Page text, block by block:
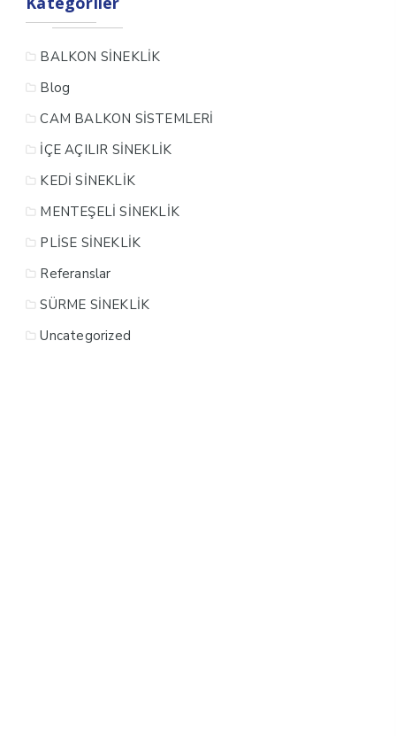
BALKON SİNEKLİK
Blog
CAM BALKON SİSTEMLERİ
İÇE AÇILIR SİNEKLİK
KEDİ SİNEKLİK
MENTEŞELİ SİNEKLİK
PLİSE SİNEKLİK
Referanslar
SÜRME SİNEKLİK
Uncategorized